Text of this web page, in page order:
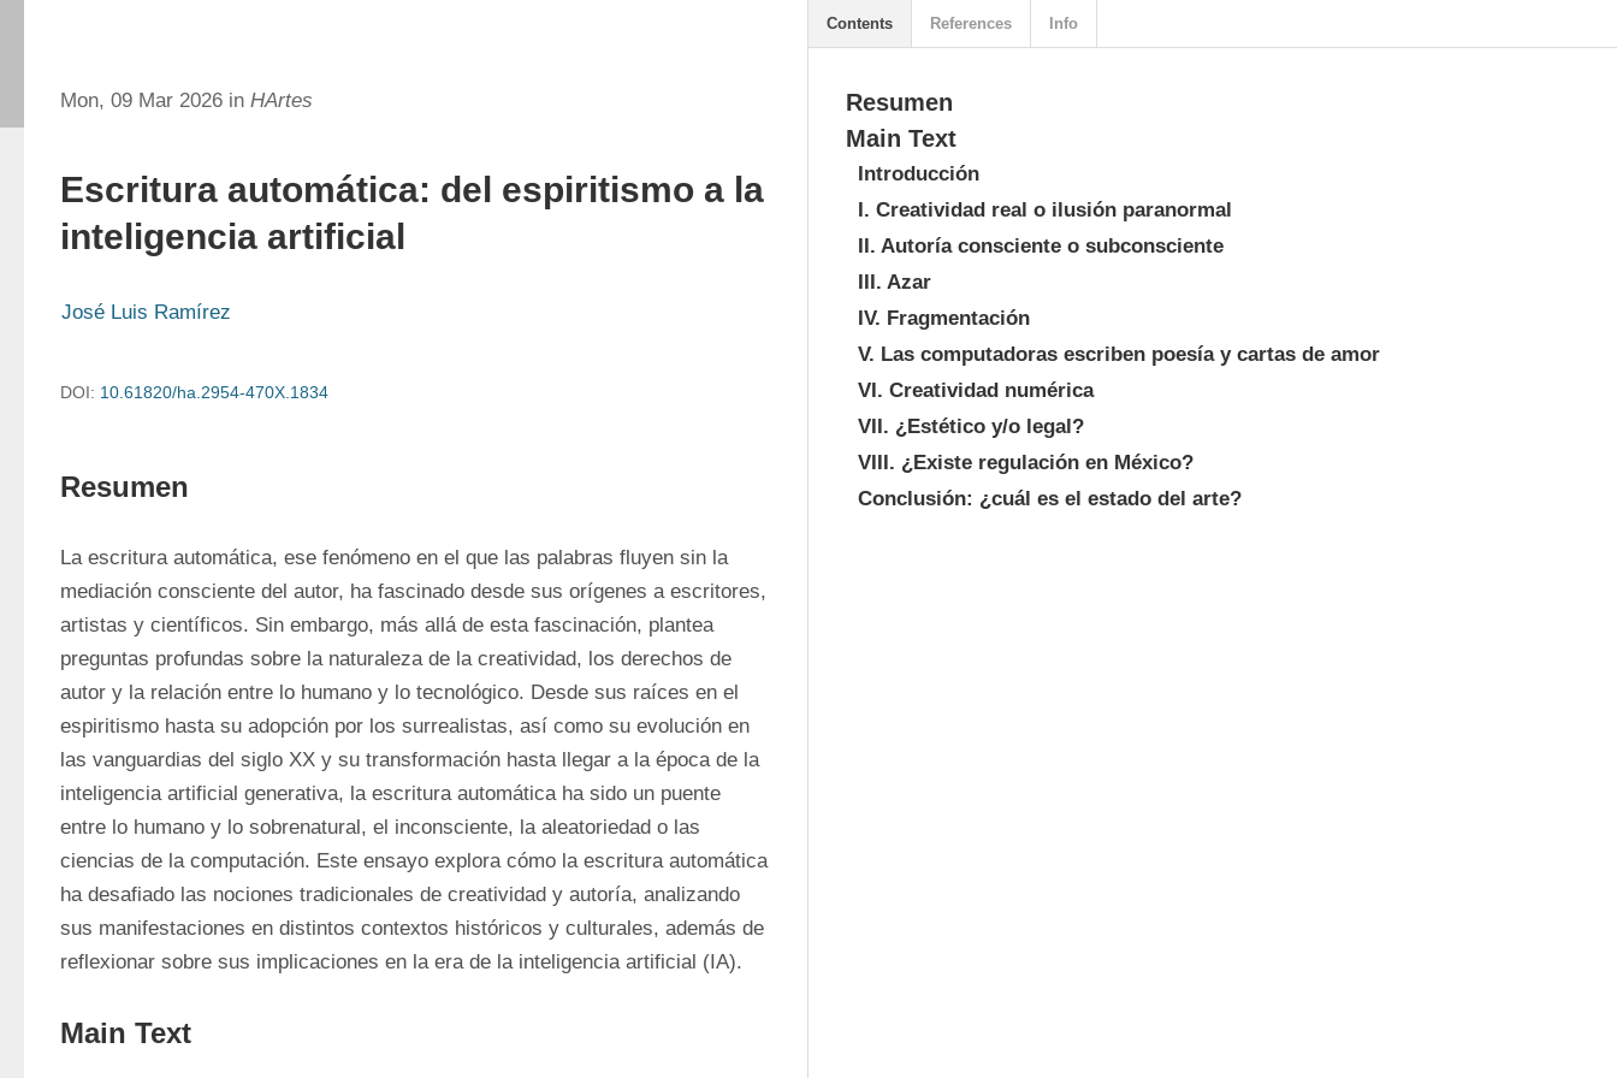
Mon, 09 Mar 2026 in HArtes
Escritura automática: del espiritismo a la
inteligencia artificial
José Luis Ramírez
DOI: 10.61820/ha.2954-470X.1834
Resumen
La escritura automática, ese fenómeno en el que las palabras fluyen sin la
mediación consciente del autor, ha fascinado desde sus orígenes a escritores,
artistas y científicos. Sin embargo, más allá de esta fascinación, plantea
preguntas profundas sobre la naturaleza de la creatividad, los derechos de
autor y la relación entre lo humano y lo tecnológico. Desde sus raíces en el
espiritismo hasta su adopción por los surrealistas, así como su evolución en
las vanguardias del siglo XX y su transformación hasta llegar a la época de la
inteligencia artificial generativa, la escritura automática ha sido un puente
entre lo humano y lo sobrenatural, el inconsciente, la aleatoriedad o las
ciencias de la computación. Este ensayo explora cómo la escritura automática
ha desafiado las nociones tradicionales de creatividad y autoría, analizando
sus manifestaciones en distintos contextos históricos y culturales, además de
reflexionar sobre sus implicaciones en la era de la inteligencia artificial (IA).
Main Text
Resumen
Main Text
Introducción
I. Creatividad real o ilusión paranormal
II. Autoría consciente o subconsciente
III. Azar
IV. Fragmentación
V. Las computadoras escriben poesía y cartas de amor
VI. Creatividad numérica
VII. ¿Estético y/o legal?
VIII. ¿Existe regulación en México?
Conclusión: ¿cuál es el estado del arte?
Contents References Info